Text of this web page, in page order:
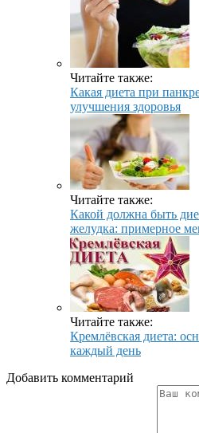
Читайте также:
Какая диета при
улучшения здоровья
Читайте также:
Какой должна быть
желудка: примерное
Читайте также:
Кремлёвская диета:
каждый день
Добавить комментарий